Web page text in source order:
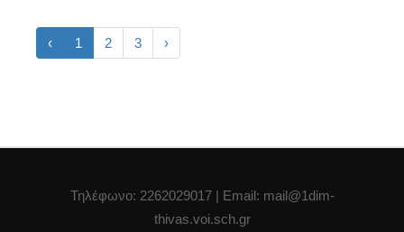
‹ 1 2 3 ›
Τηλέφωνο: 2262029017| Email: mail@1dim-
thivas.voi.sch.gr